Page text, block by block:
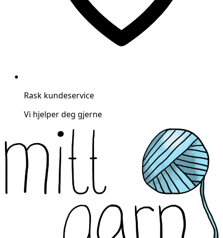
Rask kundeservice
Vi hjelper deg gjerne